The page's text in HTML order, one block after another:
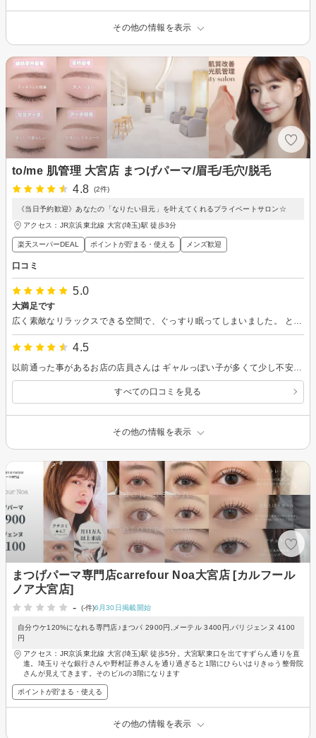
その他の情報を表示
to/me 肌管理 大宮店 まつげパーマ/眉毛/毛穴/脱毛
4.8
(2件)
《当日予約歓迎》あなたの「なりたい目元」を叶えてくれるプライベートサロン☆
アクセス：JR京浜東北線 大宮(埼玉)駅 徒歩3分
楽天スーパーDEAL ポイントが貯まる・使える メンズ歓迎
口コミ
5.0
大満足です
4.5
以前通った事があるお店の店員さんは ギャルっぽい子が多くて少し不安でしたが 今回初めての来店で、初めて担当して下さった方は雰囲気が落ち着いていて カウンセリングも丁寧にして下さって、 安心してお任せ出来ました♪ リーズナブルなので これから通わせていただきます♪
すべての口コミを見る
その他の情報を表示
まつげパーマ専門店carrefour Noa大宮店 [カルフール
ノア大宮店]
-
(-件)6月30日掲載開始
自分ウケ120%になれる専門店♪まつパ 2900円,メーテル 3400円,パリジェンヌ 4100
円
アクセス：JR京浜東北線 大宮(埼玉)駅 徒歩5分。大宮駅東口を出てすずらん通りを直
進。埼玉りそな銀行さんや野村証券さんを通り過ぎると1階にひらいはりきゅう整骨院
さんが見えてきます。そのビルの3階になります
ポイントが貯まる・使える
その他の情報を表示